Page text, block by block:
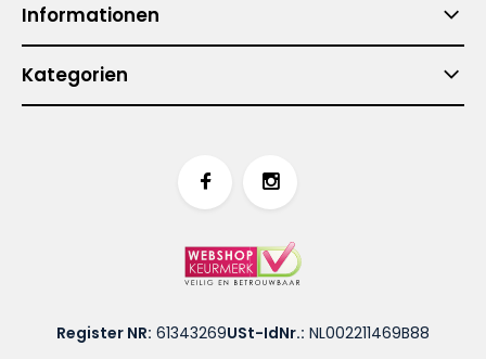
Informationen
Kategorien
Register NR: 61343269USt-IdNr.: NL002211469B88